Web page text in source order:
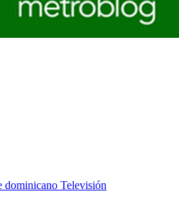
dominicano Televisión